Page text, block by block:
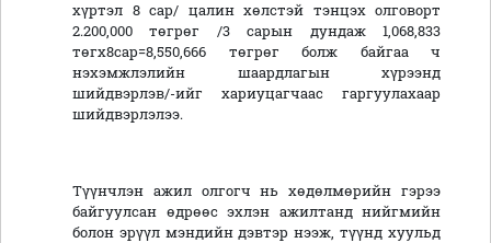
хүртэл 8 сар/ цалин хөлстэй тэнцэх олговорт
2.200,000 төгрөг /3 сарын дундаж 1,068,833
төгх8сар=8,550,666 төгрөг болж байгаа ч
нэхэмжлэлийн шаардлагын хүрээнд
шийдвэрлэв/-ийг хариуцагчаас гаргуулахаар
шийдвэрлэлээ.
Түүнчлэн ажил олгогч нь хөдөлмөрийн гэрээ
байгуулсан өдрөөс эхлэн ажилтанд нийгмийн
болон эрүүл мэндийн дэвтэр нээж, түүнд хуульд